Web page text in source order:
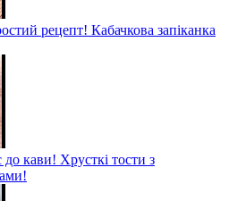
рецепт! Кабачкова запіканка
кави! Хрусткі тости з